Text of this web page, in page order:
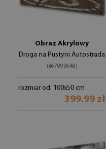
Obraz Akrylowy
Droga na Pustyni Autostrada
(#67093648)
rozmiar od: 100x50 cm
399.99 zł